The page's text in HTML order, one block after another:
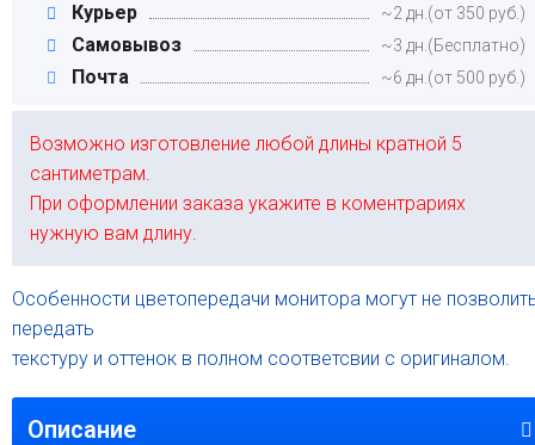
Курьер
~2 дн.(от 350 руб.)
Самовывоз ~3 дн.(Бесплатно)
Почта ~6 дн.(от 500 руб.)
Возможно изготовление любой длины кратной 5
сантиметрам.
При оформлении заказа укажите в коментрариях
нужную вам длину.
Особенности цветопередачи монитора могут не
передать
текстуру и оттенок в полном соответсвии с оригиналом.
Описание